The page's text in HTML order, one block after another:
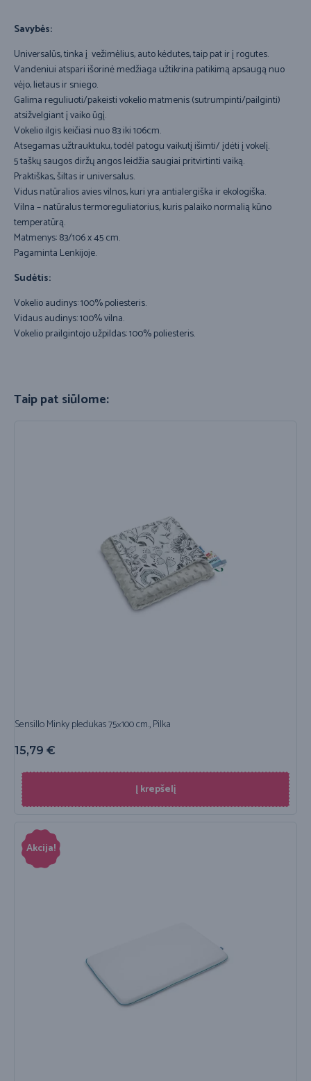
Savybės:
Universalūs, tinka į vežimėlius, auto kėdutes, taip pat ir į rogutes.
Vandeniui atspari išorinė medžiaga užtikrina patikimą apsaugą nuo
vėjo, lietaus ir sniego.
Galima reguliuoti/pakeisti vokelio matmenis (sutrumpinti/pailginti)
atsižvelgiant į vaiko ūgį.
Vokelio ilgis keičiasi nuo 83 iki 106cm.
Atsegamas užtrauktuku, todėl patogu vaikutį išimti/ įdėti į vokelį.
5 taškų saugos diržų angos leidžia saugiai pritvirtinti vaiką.
Praktiškas, šiltas ir universalus.
Vidus natūralios avies vilnos, kuri yra antialergiška ir ekologiška.
Vilna – natūralus termoreguliatorius, kuris palaiko normalią kūno
temperatūrą.
Matmenys: 83/106 x 45 cm.
Pagaminta Lenkijoje.
Sudėtis:
Vokelio audinys: 100% poliesteris.
Vidaus audinys: 100% vilna.
Vokelio prailgintojo užpildas: 100% poliesteris.
Taip pat siūlome:
Sensillo Minky pledukas 75×100 cm., Pilka
15,79 €
Į krepšelį
Akcija!